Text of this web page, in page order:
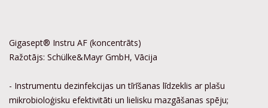
Gigasept® Instru AF (koncentrāts)
Ražotājs: Schülke&Mayr GmbH, Vācija
- Instrumentu dezinfekcijas un tīrīšanas līdzeklis ar plašu
mikrobioloģisku efektivitāti un lielisku mazgāšanas spēju;